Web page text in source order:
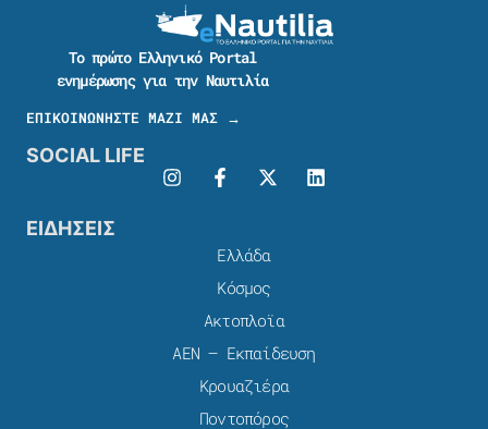
Το πρώτο Ελληνικό Portal
ενημέρωσης για την Ναυτιλία
ΕΠΙΚΟΙΝΩΝΗΣΤΕ ΜΑΖΙ ΜΑΣ →
SOCIAL LIFE
ΕΙΔΗΣΕΙΣ
Ελλάδα
Κόσμος
Ακτοπλοϊα
ΑΕΝ – Εκπαίδευση
Κρουαζιέρα
Ποντοπόρος